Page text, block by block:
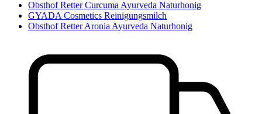
Obsthof Retter Curcuma Ayurveda Naturhonig
GYADA Cosmetics Reinigungsmilch
Obsthof Retter Aronia Ayurveda Naturhonig